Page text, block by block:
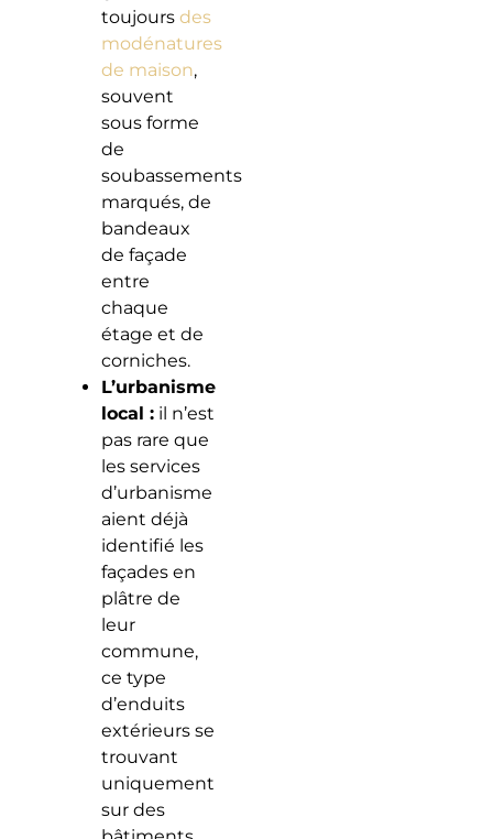
toujours des
modénatures
de maison,
souvent
sous forme
de
soubassements
marqués, de
bandeaux
de façade
entre
chaque
étage et de
corniches.
L’urbanisme
local :il n’est
pas rare que
les services
d’urbanisme
aient déjà
identifié les
façades en
plâtre de
leur
commune,
ce type
d’enduits
extérieurs se
trouvant
uniquement
sur des